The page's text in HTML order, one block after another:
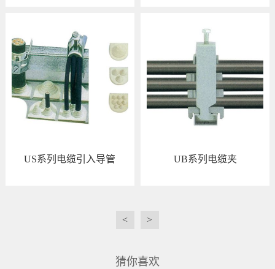
US系列电缆引入导管 UB系列电缆夹
<
>
猜你喜欢